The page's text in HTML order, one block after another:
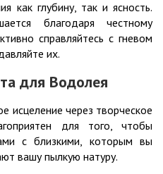
как глубину, так и ясность.
благодаря честному
справляйтесь с гневом
их.
для Водолея
исцеление через творческое
для того, чтобы
с близкими, которым вы
вашу пылкую натуру.